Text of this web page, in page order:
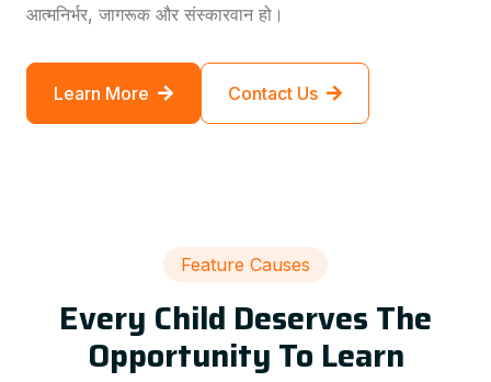
आत्मनिर्भर, जागरूक और संस्कारवान हो।
Learn More Contact Us
Feature Causes
Every Child Deserves The
Opportunity To Learn